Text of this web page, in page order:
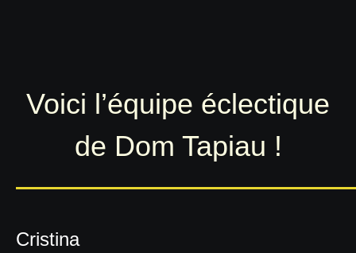
Voici l’équipe éclectique
de Dom Tapiau !
Cristina